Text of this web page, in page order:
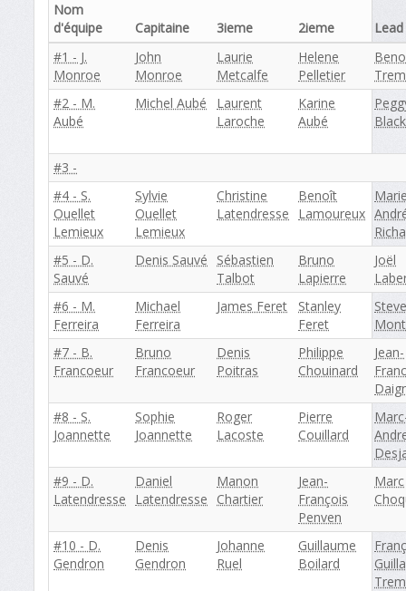
Nom
d'équipe
Capitaine 3ieme 2ieme
Lead
#1 - J.
Monroe
John
Monroe
Laurie
Metcalfe
Helene
Pelletier
#2 - M.
Aubé
Michel Aubé
Laurent
Laroche
Karine
Aubé
Black
#3 -
#4 - S.
Ouellet
Lemieux
Sylvie
Ouellet
Lemieux
Christine
Latendresse
Benoît
Lamoureux
#5 - D.
Sauvé
Denis Sauvé
Sébastien
Talbot
Bruno
Lapierre
Joël
#6 - M.
Ferreira
Michael
Ferreira
James Feret
Stanley
Feret
#7 - B.
Francoeur
Bruno
Francoeur
Denis
Poitras
Philippe
Chouinard
Jean-
#8 - S.
Joannette
Sophie
Joannette
Roger
Lacoste
Pierre
Couillard
#9 - D.
Latendresse
Daniel
Latendresse
Manon
Chartier
Jean-
François
Penven
Marc
#10 - D.
Gendron
Denis
Gendron
Johanne
Ruel
Guillaume
Boilard